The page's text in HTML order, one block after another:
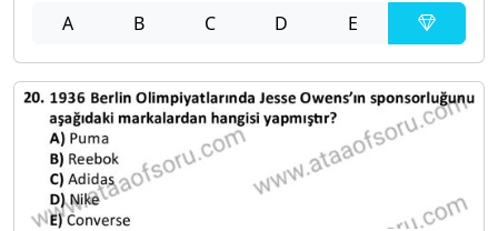
A B C D E